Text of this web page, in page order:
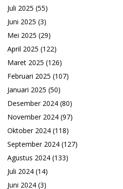
Juli 2025 (55)
Juni 2025 (3)
Mei 2025 (29)
April 2025 (122)
Maret 2025 (126)
Februari 2025 (107)
Januari 2025 (50)
Desember 2024 (80)
November 2024 (97)
Oktober 2024 (118)
September 2024 (127)
Agustus 2024 (133)
Juli 2024 (14)
Juni 2024 (3)